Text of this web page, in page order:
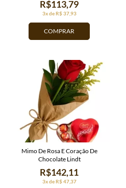
COMPRAR
3x de R$ 37,93
R$113,79
3x de R$ 47,37
R$142,11
Mimo De Rosa E Coração De
Chocolate Lindt